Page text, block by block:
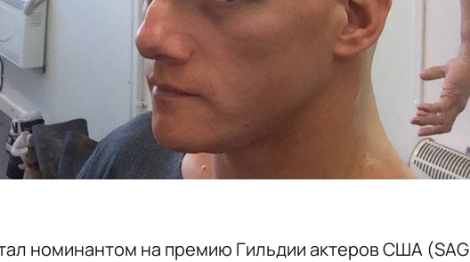
номинантом на премию Гильдии актеров США (SAG